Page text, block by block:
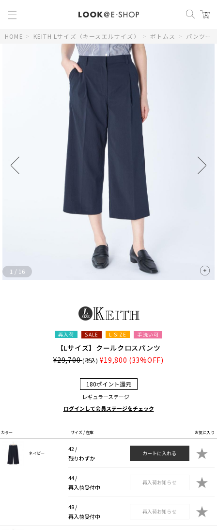
0
HOME > KEITH Lサイズ（キースエルサイズ） > ボトムス > パンツ >
1 / 16
再入荷 SALE L SIZE 手洗い可
【Lサイズ】クールクロスパンツ
¥29,700(税込) ¥19,800 (33%OFF)
180ポイント還元
レギュラーステージ
ログインして会員ステージをチェック
カラー サイズ / 在庫 お気に入り
ネイビー
42 /
残りわずか
カートに入れる ★
44 /
再入荷受付中
再入荷お知らせ ★
48 /
再入荷受付中
再入荷お知らせ ★